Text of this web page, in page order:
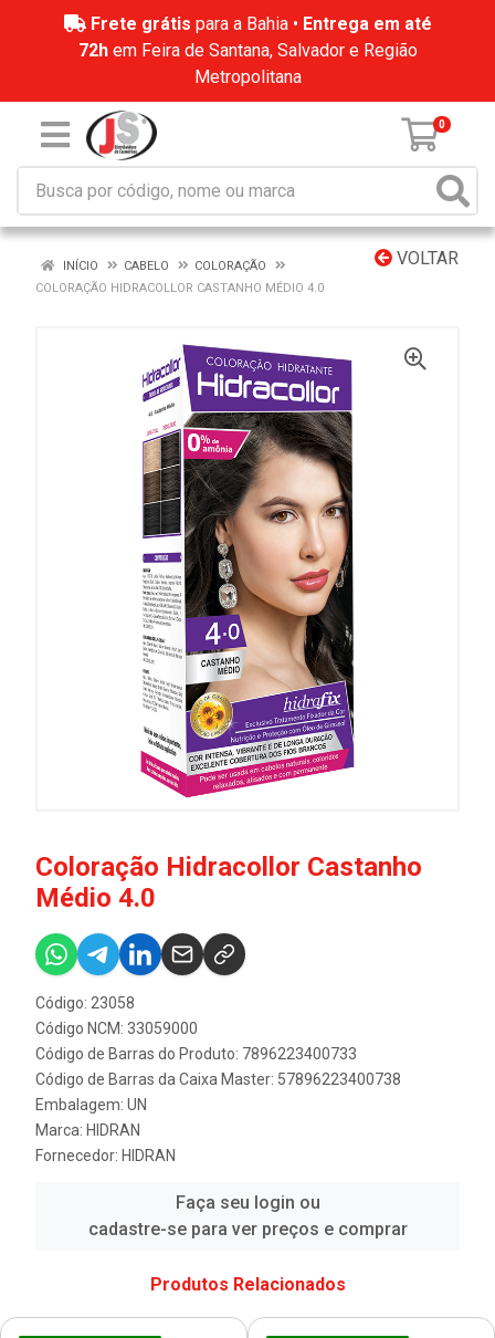
Frete grátis para a Bahia • Entrega em até
72hem Feira de Santana, Salvador e Região
Metropolitana
0
VOLTAR
INÍCIO CABELO
COLORAÇÃO
COLORAÇÃO HIDRACOLLOR CASTANHO MÉDIO 4.0
Coloração Hidracollor Castanho
Médio 4.0
Código: 23058
Código NCM: 33059000
Código de Barras do Produto: 7896223400733
Código de Barras da Caixa Master: 57896223400738
Embalagem: UN
Marca: HIDRAN
Fornecedor: HIDRAN
Faça seu login ou
cadastre-se para ver preços e comprar
Produtos Relacionados